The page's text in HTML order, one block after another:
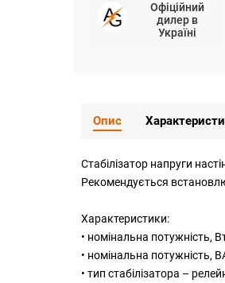
Офіційний
дилер в
Україні
Опис
Стабілізатор напруги
Рекомендується
Характеристики:
• номінальна потужність,
• номінальна потужність,
• тип стабілізатора –